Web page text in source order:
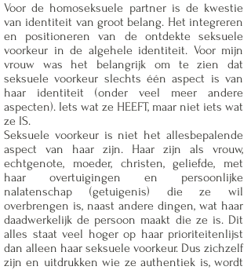
Voor de homoseksuele partner is de kwestie
van identiteit van groot belang. Het integreren
en positioneren van de ontdekte seksuele
voorkeur in de algehele identiteit. Voor mijn
vrouw was het belangrijk om te zien dat
seksuele voorkeur slechts één aspect is van
haar identiteit (onder veel meer andere
aspecten). Iets wat ze HEEFT, maar niet iets wat
ze IS.
Seksuele voorkeur is niet het allesbepalende
aspect van haar zijn. Haar zijn als vrouw,
echtgenote, moeder, christen, geliefde, met
haar overtuigingen en persoonlijke
nalatenschap (getuigenis) die ze wil
overbrengen is, naast andere dingen, wat haar
daadwerkelijk de persoon maakt die ze is. Dit
alles staat veel hoger op haar prioriteitenlijst
dan alleen haar seksuele voorkeur. Dus zichzelf
zijn en uitdrukken wie ze authentiek is, wordt